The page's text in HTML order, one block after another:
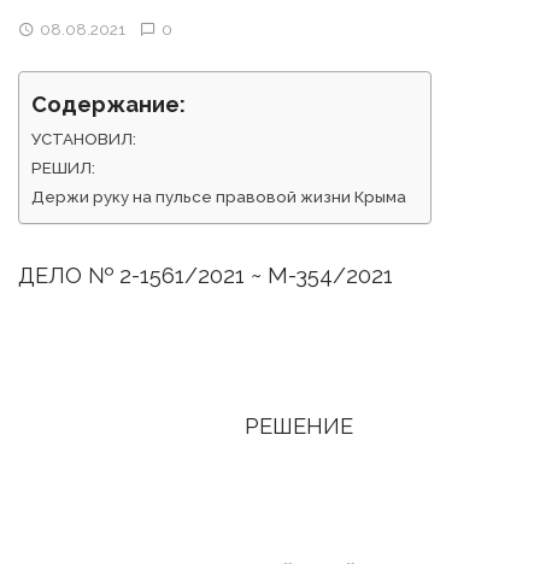
08.08.2021 0
Содержание:
УСТАНОВИЛ:
РЕШИЛ:
Держи руку на пульсе правовой жизни Крыма
ДЕЛО № 2-1561/2021 ~ М-354/2021
РЕШЕНИЕ